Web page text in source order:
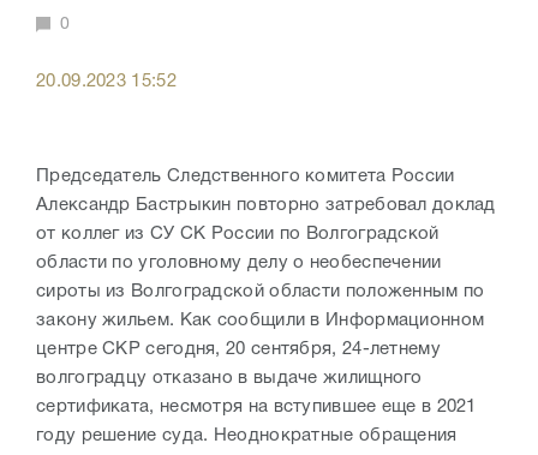
0
20.09.2023 15:52
Председатель Следственного комитета России
Александр Бастрыкин повторно затребовал доклад
от коллег из СУ СК России по Волгоградской
области по уголовному делу о необеспечении
сироты из Волгоградской области положенным по
закону жильем. Как сообщили в Информационном
центре СКР сегодня, 20 сентября, 24-летнему
волгоградцу отказано в выдаче жилищного
сертификата, несмотря на вступившее еще в 2021
году решение суда. Неоднократные обращения